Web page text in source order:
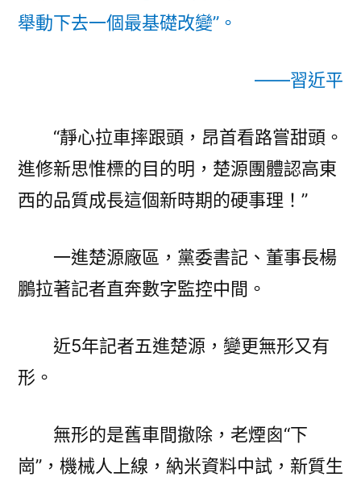
網
記〉
舉動下去一個最基礎改變”。
——習近平
“靜心拉車摔跟頭，昂首看路嘗甜頭。
進修新思惟標的目的明，楚源團體認高東
西的品質成長這個新時期的硬事理！”
一進楚源廠區，黨委書記、董事長楊
鵬拉著記者直奔數字監控中間。
近5年記者五進楚源，變更無形又有
形。
無形的是舊車間撤除，老煙囪“下
崗”，機械人上線，納米資料中試，新質生